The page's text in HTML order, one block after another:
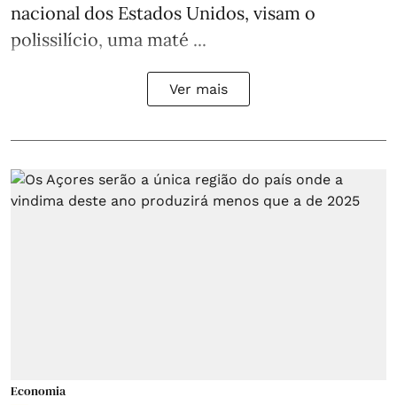
nacional dos Estados Unidos, visam o
polissilício, uma maté ...
Ver mais
Economia